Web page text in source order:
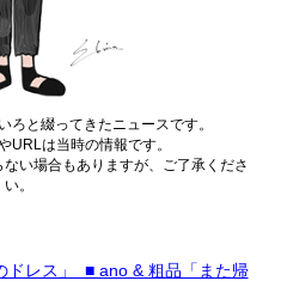
ろと綴ってきたニュースです。
URLは当時の情報です。
い場合もありますが、ご了承くださ
い。
ドレス」 ■ ano & 粗品「また帰